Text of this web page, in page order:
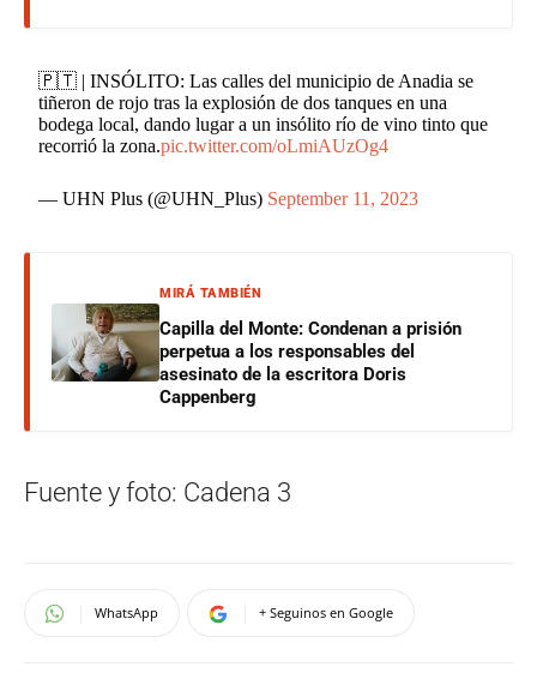
🇵🇹 | INSÓLITO: Las calles del municipio de Anadia se
tiñeron de rojo tras la explosión de dos tanques en una
bodega local, dando lugar a un insólito río de vino tinto que
recorrió la zona.pic.twitter.com/oLmiAUzOg4
— UHN Plus (@UHN_Plus) September 11, 2023
MIRÁ TAMBIÉN
Capilla del Monte: Condenan a prisión
perpetua a los responsables del
asesinato de la escritora Doris
Cappenberg
Fuente y foto: Cadena 3
WhatsApp + Seguinos en Google